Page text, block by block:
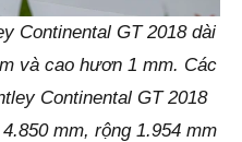
Continental GT 2018 dài
và cao hươn 1 mm. Các
Continental GT 2018
mm, rộng 1.954 mm